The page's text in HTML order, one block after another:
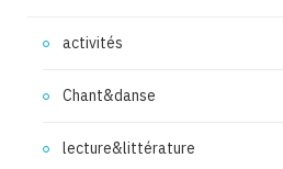
activités
Chant&danse
lecture&littérature